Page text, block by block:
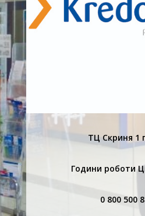
ТЦ Скриня 1
Години роботи
0 800 500